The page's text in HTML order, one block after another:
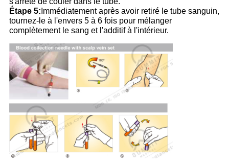
Étape 5: Immédiatement après avoir retiré le tube sanguin,
tournez-le à l'envers 5 à 6 fois pour mélanger
complètement le sang et l'additif à l'intérieur.